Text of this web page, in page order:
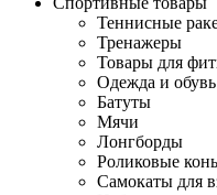
Теннисные
Тренажеры
Товары для
Одежда и обувь
Батуты
Мячи
Лонгборды
Роликовые
Самокаты для